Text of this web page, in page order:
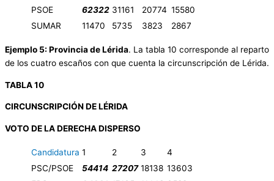
PSOE
62322 31161 20774 15580
SUMAR
11470 5735 3823 2867
Ejemplo 5: Provincia de Lérida. La tabla 10 corresponde al reparto
de los cuatro escaños con que cuenta la circunscripción de Lérida.
TABLA 10
CIRCUNSCRIPCIÓN DE LÉRIDA
VOTO DE LA DERECHA DISPERSO
Candidatura 1 2 3
4
PSC/PSOE
54414 27207 18138 13603